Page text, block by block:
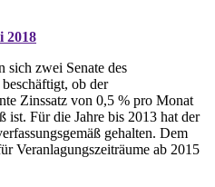
2018
sich zwei Senate des
ob der
Zinssatz von 0,5 % pro Monat
ist. Für die Jahre bis 2013 hat der
gehalten. Dem
Veranlagungszeiträume ab 2015